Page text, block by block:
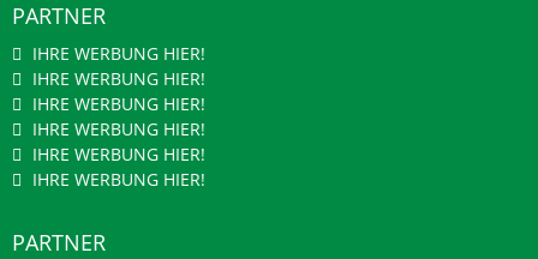
PARTNER
IHRE WERBUNG HIER!
IHRE WERBUNG HIER!
IHRE WERBUNG HIER!
IHRE WERBUNG HIER!
IHRE WERBUNG HIER!
IHRE WERBUNG HIER!
PARTNER